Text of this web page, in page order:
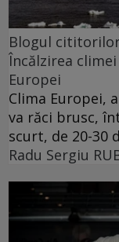
Blogul
Încălzirea
Europei
Clima Europei,
va răci brusc,
scurt, de 20-30
Radu Sergiu